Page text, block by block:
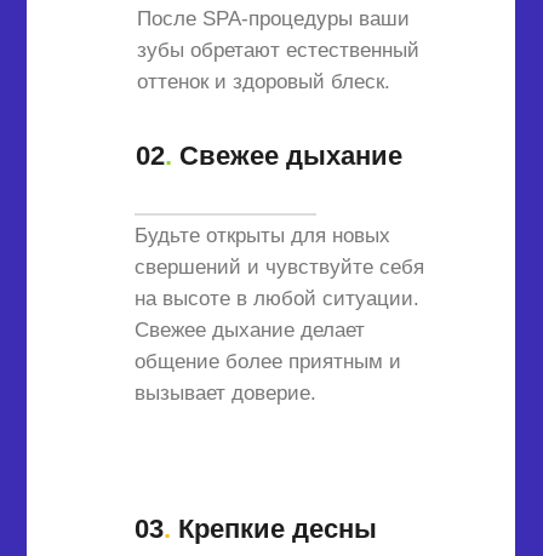
После SPA-процедуры ваши
зубы обретают естественный
оттенок и здоровый блеск.
Будьте открыты для новых
свершений и чувствуйте себя
на высоте в любой ситуации.
Свежее дыхание делает
общение более приятным и
вызывает доверие.
02. Свежее дыхание
03. Крепкие десны